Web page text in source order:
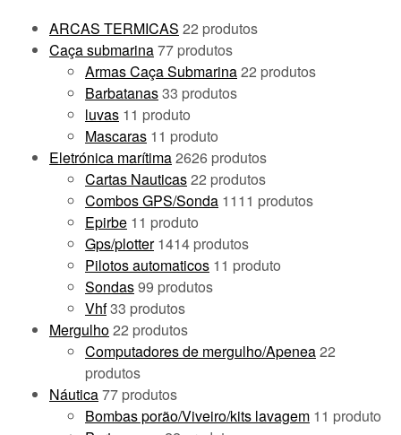
ARCAS TERMICAS 22 produtos
Caça submarina77 produtos
Armas Caça Submarina22 produtos
Barbatanas33 produtos
luvas 11 produto
Mascaras 11 produto
Eletrónica marítima2626 produtos
Cartas Nauticas22 produtos
Combos GPS/Sonda 1111 produtos
Epirbe 11 produto
Gps/plotter 1414 produtos
Pilotos automaticos 11 produto
Sondas99 produtos
Vhf33 produtos
Mergulho22 produtos
Computadores de mergulho/Apenea22
produtos
Náutica77 produtos
Bombas porão/Viveiro/kits lavagem 11 produto